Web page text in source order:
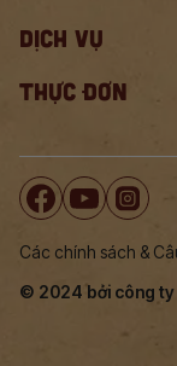
DỊCH VỤ
THỰC ĐƠN
Các chính sách &
© 2024 bởi công ty